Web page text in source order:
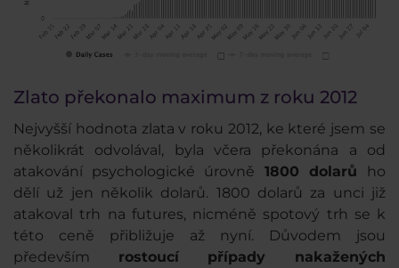
Zlato překonalo maximum z roku 2012
Nejvyšší hodnota zlata v roku 2012, ke které jsem se
několikrát odvolával, byla včera překonána a od
atakování psychologické úrovně 1800 dolarů
ho
dělí už jen několik dolarů. 1800 dolarů za unci již
atakoval trh na futures, nicméně spotový trh se k
této ceně přibližuje až nyní. Důvodem jsou
především rostoucí případy nakažených